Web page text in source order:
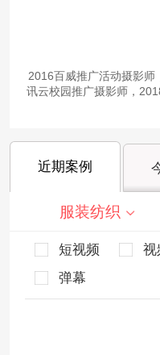
2016百威推广活动摄影
讯云校园推广摄影师，
近期案例
服装纺织
短视频 视
弹幕